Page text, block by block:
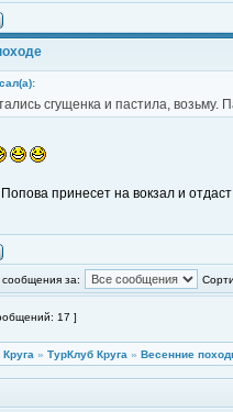
сгущенка и пастила, возьму.
принесет на вокзал и
сообщения за:
17 ]
» ТурКлуб Круга » Весенние